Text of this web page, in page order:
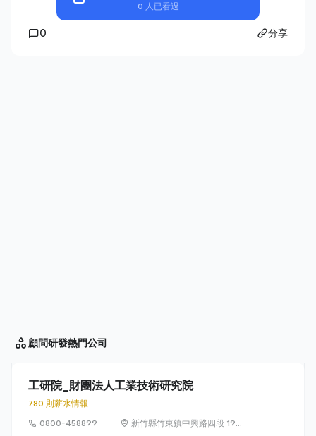
0 人已看過
0 分享
顧問研發熱門公司
工研院_財團法人工業技術研究院
780 則薪水情報
0800-458899
新竹縣竹東鎮中興路四段 195